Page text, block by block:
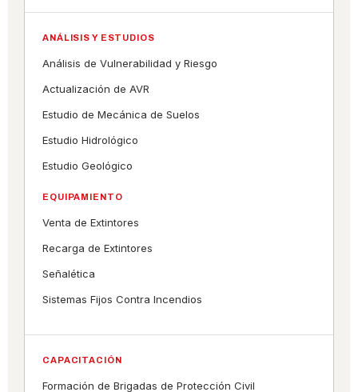
ANÁLISIS Y ESTUDIOS
Análisis de Vulnerabilidad y Riesgo
Actualización de AVR
Estudio de Mecánica de Suelos
Estudio Hidrológico
Estudio Geológico
EQUIPAMIENTO
Venta de Extintores
Recarga de Extintores
Señalética
Sistemas Fijos Contra Incendios
CAPACITACIÓN
Formación de Brigadas de Protección Civil